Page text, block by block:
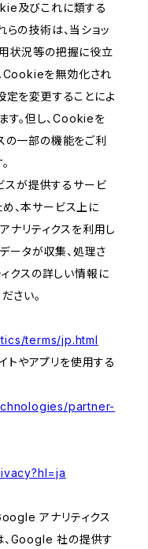
及びこれに類する
らの技術は、当ショッ
状況等の把握に役立
Cookieを無効化され
定を変更することによ
す。但し、Cookieを
の一部の機能をご利
ビスが提供するサービ
、本サービス上に
リティクスを利用し
ータが収集、処理さ
クスの詳しい情報に
さい。
terms/jp.html
やアプリを使用する
partner-
アナリティクス
、Google 社の提供す